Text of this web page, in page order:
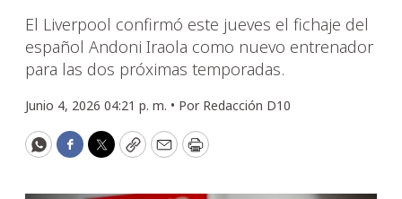
El Liverpool confirmó este jueves el fichaje del
español Andoni Iraola como nuevo entrenador
para las dos próximas temporadas.
Junio 4, 2026 04:21 p. m. • Por Redacción D10
WhatsApp
Facebook
Twitter
CopyEmailPrint